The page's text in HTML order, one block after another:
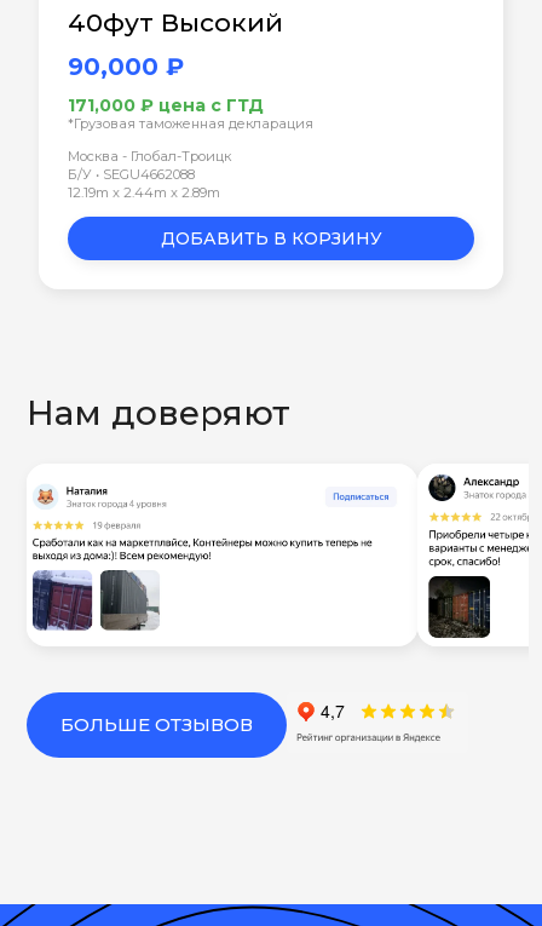
40фут Высокий
90,000 ₽
171,000 ₽ цена с ГТД
*Грузовая таможенная декларация
Москва - Глобал-Троицк
Б/У • SEGU4662088
12.19m x 2.44m x 2.89m
ДОБАВИТЬ В КОРЗИНУ
Нам доверяют
БОЛЬШЕ ОТЗЫВОВ